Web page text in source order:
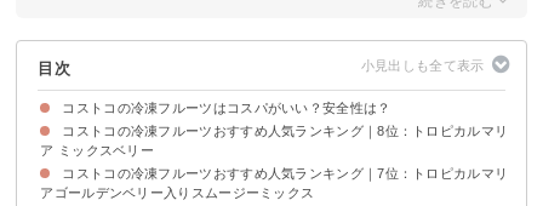
目次
コストコの冷凍フルーツはコスパがいい？安全性は？
値段などコストコの冷凍フルーツの商品情報
コストコの冷凍フルーツの安全性は問題ない
コストコの冷凍フルーツおすすめ人気ランキング｜8位：トロピカルマリ
ア ミックスベリー
トロピカルマリア ミックスベリーの商品情報【値段・産地など】
トロピカルマリア ミックスベリーのカロリー・糖質など栄養成分
トロピカルマリア ミックスベリーの味わい
コストコの冷凍フルーツおすすめ人気ランキング｜7位：トロピカルマリ
アゴールデンベリー入りスムージーミックス